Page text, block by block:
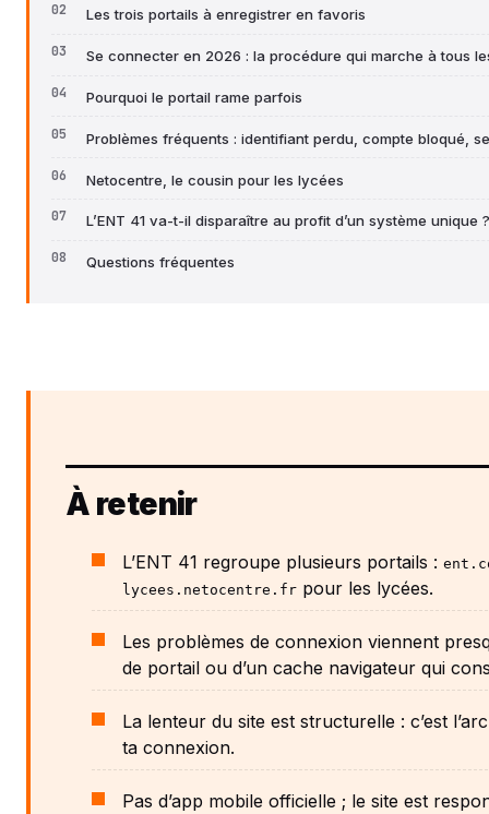
Les trois portails à enregistrer en favoris
Se connecter en 2026 : la procédure qui marche à tous
Pourquoi le portail rame parfois
Problèmes fréquents : identifiant perdu, compte bloqué,
Netocentre, le cousin pour les lycées
L’ENT 41 va-t-il disparaître au profit d’un système unique ?
Questions fréquentes
À retenir
L’ENT 41 regroupe plusieurs portails :
lycees.netocentre.fr pour les lycées.
Les problèmes de connexion viennent
de portail ou d’un cache navigateur qui
La lenteur du site est structurelle : c’est
ta connexion.
Pas d’app mobile officielle ; le site est